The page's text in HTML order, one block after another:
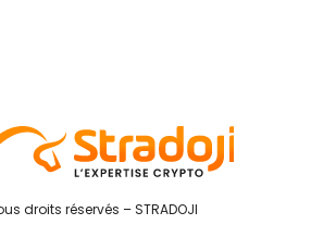
droits réservés – STRADOJI